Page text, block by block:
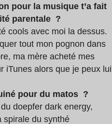
pour la musique t’a fait
parentale ?
cools avec moi la dessus.
tout mon pognon dans
ma mère acheté mes
iTunes alors que je peux lui
pour du matos ?
doepfer dark energy,
spirale du synthé